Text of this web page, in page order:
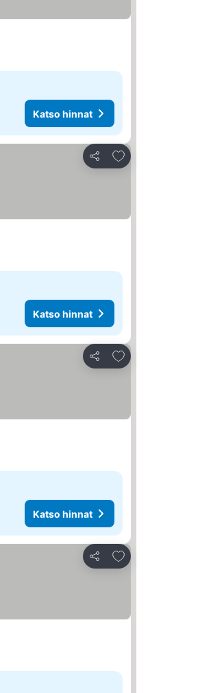
Katso hinnat
Jaa
Lisää suosikkeihin
Katso hinnat
Jaa
Lisää suosikkeihin
Katso hinnat
Jaa
Lisää suosikkeihin